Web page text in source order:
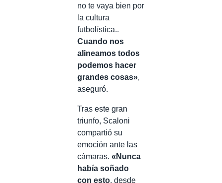
no te vaya bien por
la cultura
futbolística..
Cuando nos
alineamos todos
podemos hacer
grandes cosas»,
aseguró.
Tras este gran
triunfo, Scaloni
compartió su
emoción ante las
cámaras. «Nunca
había soñado
con esto, desde